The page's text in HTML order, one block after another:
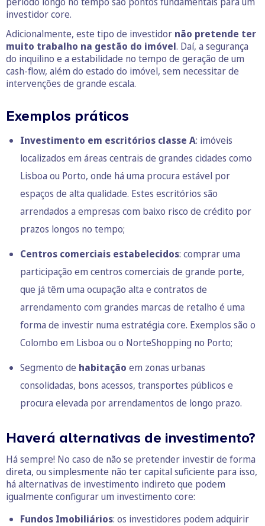
investidor core.
Adicionalmente, este tipo de investidor não pretende ter
muito trabalho na gestão do imóvel. Daí, a segurança
do inquilino e a estabilidade no tempo de geração de um
cash-flow, além do estado do imóvel, sem necessitar de
intervenções de grande escala.
Exemplos práticos
Investimento em escritórios classe A: imóveis
localizados em áreas centrais de grandes cidades como
Lisboa ou Porto, onde há uma procura estável por
espaços de alta qualidade. Estes escritórios são
arrendados a empresas com baixo risco de crédito por
prazos longos no tempo;
Centros comerciais estabelecidos: comprar uma
participação em centros comerciais de grande porte,
que já têm uma ocupação alta e contratos de
arrendamento com grandes marcas de retalho é uma
forma de investir numa estratégia core. Exemplos são o
Colombo em Lisboa ou o NorteShopping no Porto;
Segmento de habitação em zonas urbanas
consolidadas, bons acessos, transportes públicos e
procura elevada por arrendamentos de longo prazo.
Haverá alternativas de investimento?
Há sempre! No caso de não se pretender investir de forma
direta, ou simplesmente não ter capital suficiente para isso,
há alternativas de investimento indireto que podem
igualmente configurar um investimento core:
Fundos Imobiliários: os investidores podem adquirir